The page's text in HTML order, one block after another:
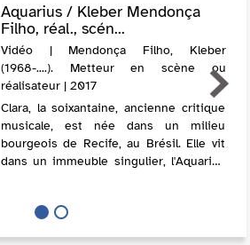
Aquarius / Kleber Mendonça
Filho, réal., scén...
Vidéo | Mendonça Filho, Kleber
(1968-....). Metteur en scène ou
réalisateur | 2017
Clara, la soixantaine, ancienne critique
musicale, est née dans un milieu
bourgeois de Recife, au Brésil. Elle vit
dans un immeuble singulier, l'Aquarius